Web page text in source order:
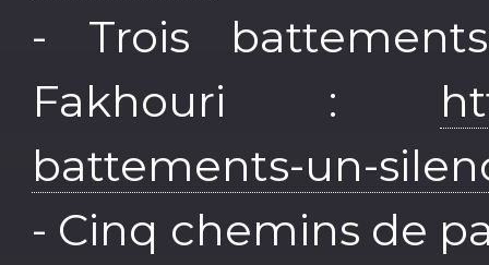
- Trois
Fakhouri :
battements-un-
- Cinq chemins de